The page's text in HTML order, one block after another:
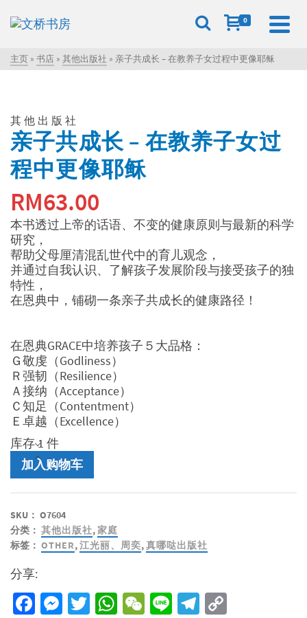
0
主页 » 书店 » 其他出版社 » 亲子共成长 – 在教养子女过程中更像耶稣
其他出版社
亲子共成长 – 在教养子女过
程中更像耶稣
RM63.00
本书透过上帝的话语、不变的健康原则与最新的科学
研究，
帮助父母厘清混乱世代中的育儿观念，
并通过自我认识、了解孩子发展阶段与接受孩子的独
特性，
在恩典中，铺砌一条亲子共成长的健康路径！
在恩典GRACE中培养孩子５大品格：
Ｇ敬虔（Godliness）
Ｒ强韧（Resilience）
Ａ接纳（Acceptance）
Ｃ知足（Contentment）
Ｅ卓越（Excellence）
库存 1 件
子
长
-
在
养
子
女
加入购物车
SKU： O7604
分类： 其他出版社,家庭
标签： OTHER,江光丽、周奕,真哪哒出版社
分享:
Facebook
Messenger
Twitter
WhatsApp
WeChat
LineTelegram